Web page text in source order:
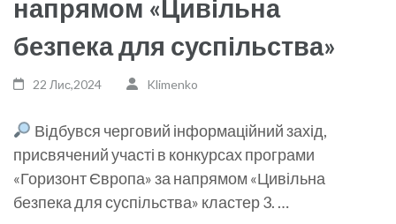
напрямом «Цивільна
безпека для суспільства»
22 Лис,2024 Klimenko
Відбувся черговий інформаційний захід,
присвячений участі в конкурсах програми
«Горизонт Європа» за напрямом «Цивільна
безпека для суспільства» кластер 3. …